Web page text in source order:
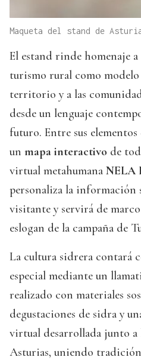
Maqueta del stand de
El estand rinde homenaje
turismo rural como
territorio y a las
desde un lenguaje
futuro. Entre sus elementos
un mapa interactivo de
virtual metahumana NELA
personaliza la información
visitante y servirá de
eslogan de la campaña de
La cultura sidrera contará
especial mediante un
realizado con materiales
degustaciones de sidra y
virtual desarrollada junto a
Asturias, uniendo